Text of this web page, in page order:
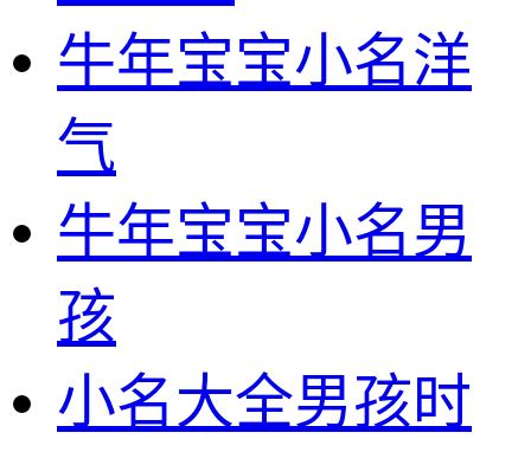
牛年宝宝小名洋
气
牛年宝宝小名男
孩
小名大全男孩时